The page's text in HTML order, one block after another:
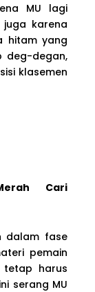
MU lagi
karena
hitam yang
deg-degan,
klasemen
Cari
dalam fase
pemain
tetap harus
serang MU